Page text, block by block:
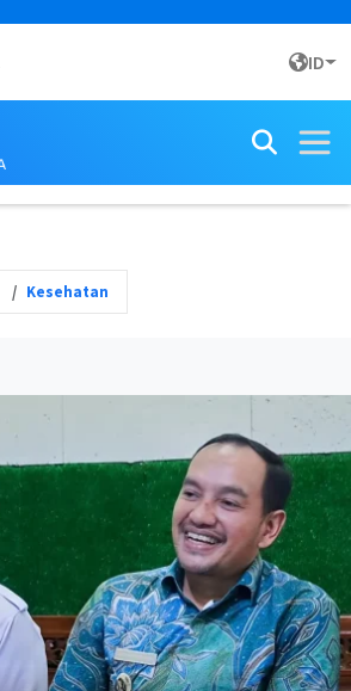
ID
Kesehatan